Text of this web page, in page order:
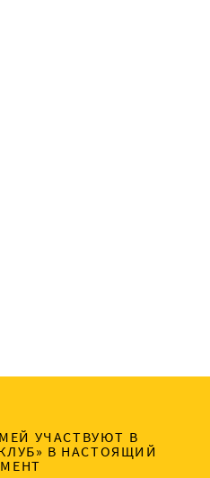
УЧАСТВУЮТ В
В НАСТОЯЩИЙ